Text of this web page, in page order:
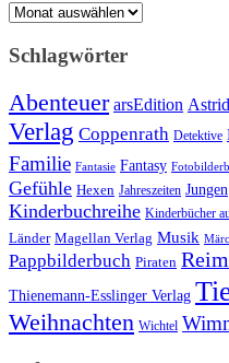
Archiv
Schlagwörter
Abenteuer arsEdition
Verlag Coppenrath Detektive
Familie Fantasie Fantasy
Gefühle Hexen Jahreszeiten Jungen
Kinderbuchreihe Kinderbücher
Länder Magellan Verlag Musik
Pappbilderbuch Piraten
Thienemann-Esslinger Verlag
Weihnachten Wichtel